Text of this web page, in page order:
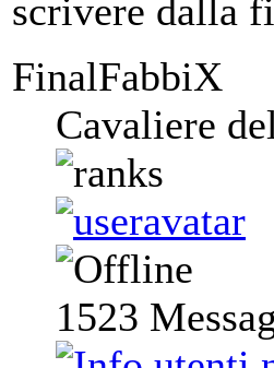
scrivere dalla
FinalFabbiX
Cavaliere
1523